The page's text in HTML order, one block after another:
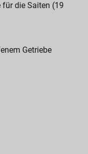
für die Saiten (19
Getriebe